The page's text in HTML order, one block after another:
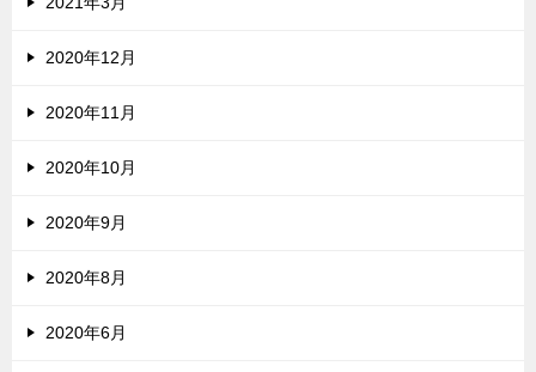
2020年12月
2020年11月
2020年10月
2020年9月
2020年8月
2020年6月